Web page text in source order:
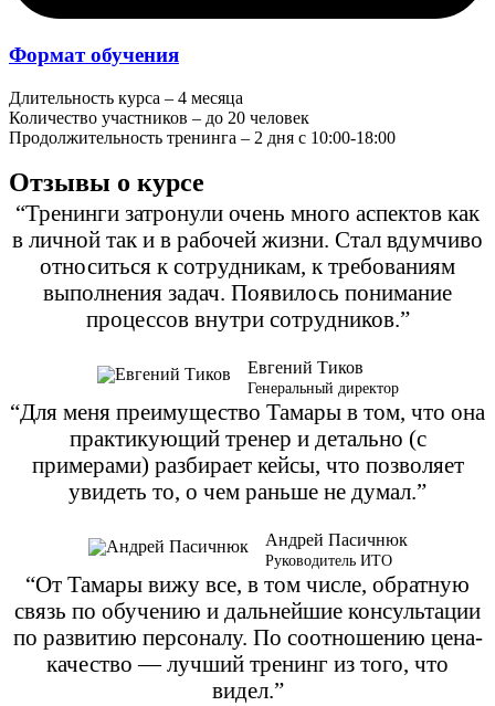
Формат обучения
Длительность курса – 4 месяца
Количество участников – до 20 человек
Продолжительность тренинга – 2 дня с 10:00-18:00
Отзывы о курсе
“Тренинги затронули очень много аспектов как
в личной так и в рабочей жизни. Стал вдумчиво
относиться к сотрудникам, к требованиям
выполнения задач. Появилось понимание
процессов внутри сотрудников.”
Евгений Тиков
Генеральный директор
“Для меня преимущество Тамары в том, что она
практикующий тренер и детально (с
примерами) разбирает кейсы, что позволяет
увидеть то, о чем раньше не думал.”
Андрей Пасичнюк
Руководитель ИТО
“От Тамары вижу все, в том числе, обратную
связь по обучению и дальнейшие консультации
по развитию персоналу. По соотношению цена-
качество — лучший тренинг из того, что
видел.”